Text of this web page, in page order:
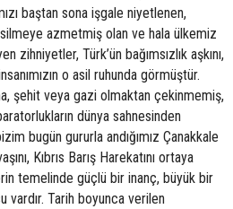
baştan sona işgale niyetlenen,
azmetmiş olan ve hala ülkemiz
Türk’ün bağımsızlık aşkını,
o asil ruhunda görmüştür.
şehit veya gazi olmaktan çekinmemiş,
dünya sahnesinden
bugün gururla andığımız Çanakkale
Kıbrıs Barış Harekatını ortaya
temelinde güçlü bir inanç, büyük bir
vardır. Tarih boyunca verilen